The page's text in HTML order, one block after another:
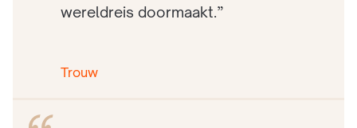
wereldreis doormaakt.”
Trouw